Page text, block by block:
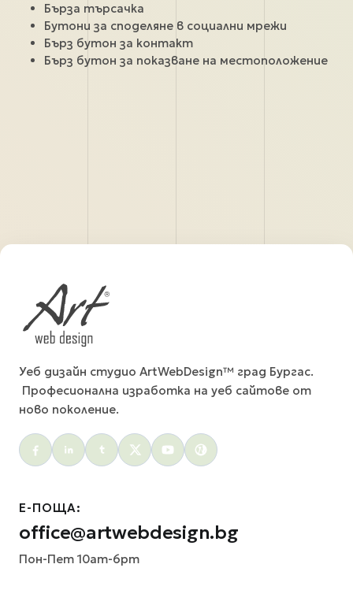
Бърза търсачка
Бутони за споделяне в социални мрежи
Бърз бутон за контакт
Бърз бутон за показване на местоположение
Уеб дизайн студио ArtWebDesign™ град Бургас.
Професионална изработка на уеб сайтове от
ново поколение.
Social menu
Е-ПОЩА:
office@artwebdesign.bg
Пон-Пет 10am-6pm